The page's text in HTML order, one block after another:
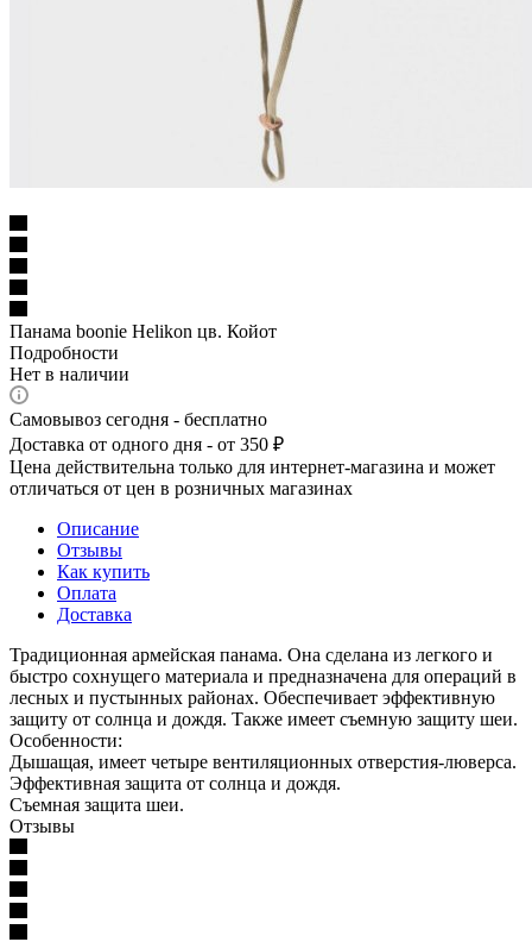
Панама boonie Helikon цв. Койот
Подробности
Нет в наличии
Самовывоз сегодня - бесплатно
Доставка от одного дня - от 350 ₽
Цена действительна только для интернет-магазина и может
отличаться от цен в розничных магазинах
Описание
Отзывы
Как купить
Оплата
Доставка
Традиционная армейская панама. Она сделана из легкого и
быстро сохнущего материала и предназначена для операций в
лесных и пустынных районах. Обеспечивает эффективную
защиту от солнца и дождя. Также имеет съемную защиту шеи.
Особенности:
Дышащая, имеет четыре вентиляционных отверстия-люверса.
Эффективная защита от солнца и дождя.
Съемная защита шеи.
Отзывы